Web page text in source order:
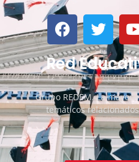
Red
Grupo REDEM. La
temáticos